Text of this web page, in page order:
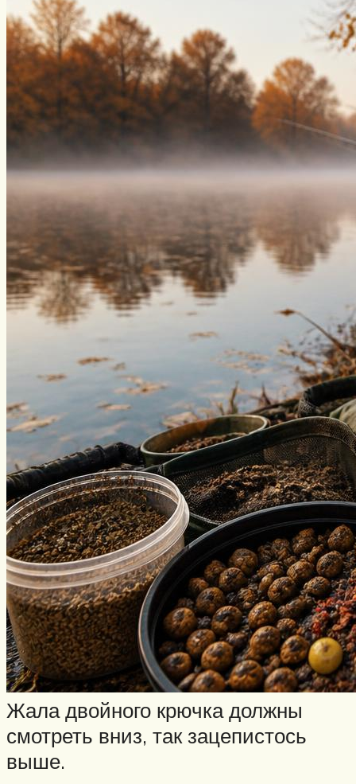
Жала двойного крючка должны
смотреть вниз, так зацепистось
выше.